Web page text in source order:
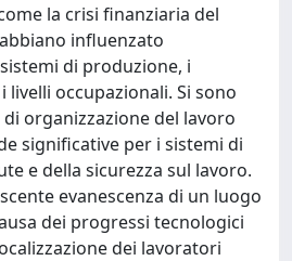
la crisi finanziaria del
influenzato
di produzione, i
occupazionali. Si sono
organizzazione del lavoro
significative per i sistemi di
e della sicurezza sul lavoro.
evanescenza di un luogo
dei progressi tecnologici
dei lavoratori